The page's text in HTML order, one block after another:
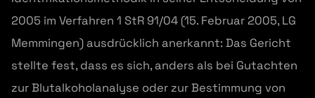
2005 im Verfahren 1 StR 91/04 (15. Februar 2005, LG
Memmingen) ausdrücklich anerkannt: Das Gericht
stellte fest, dass es sich, anders als bei Gutachten
zur Blutalkoholanalyse oder zur Bestimmung von